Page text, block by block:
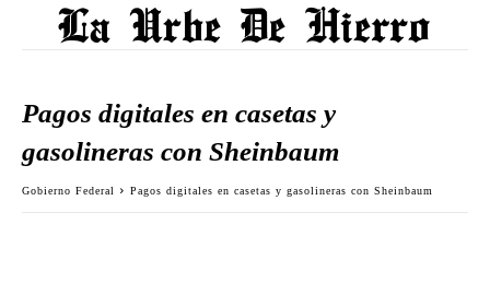
Pagos digitales en casetas y
gasolineras con Sheinbaum
Gobierno Federal Pagos digitales en casetas y gasolineras con Sheinbaum